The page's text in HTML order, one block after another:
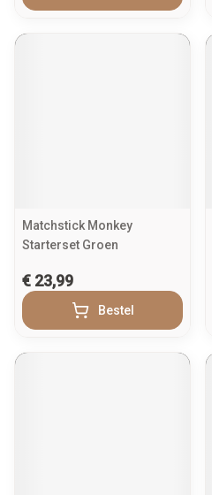
Matchstick Monkey
Starterset Groen
€ 23,99
Bestel